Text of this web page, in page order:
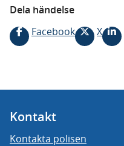
Dela händelse
Facebook
X
Kontakt
Kontakta polisen